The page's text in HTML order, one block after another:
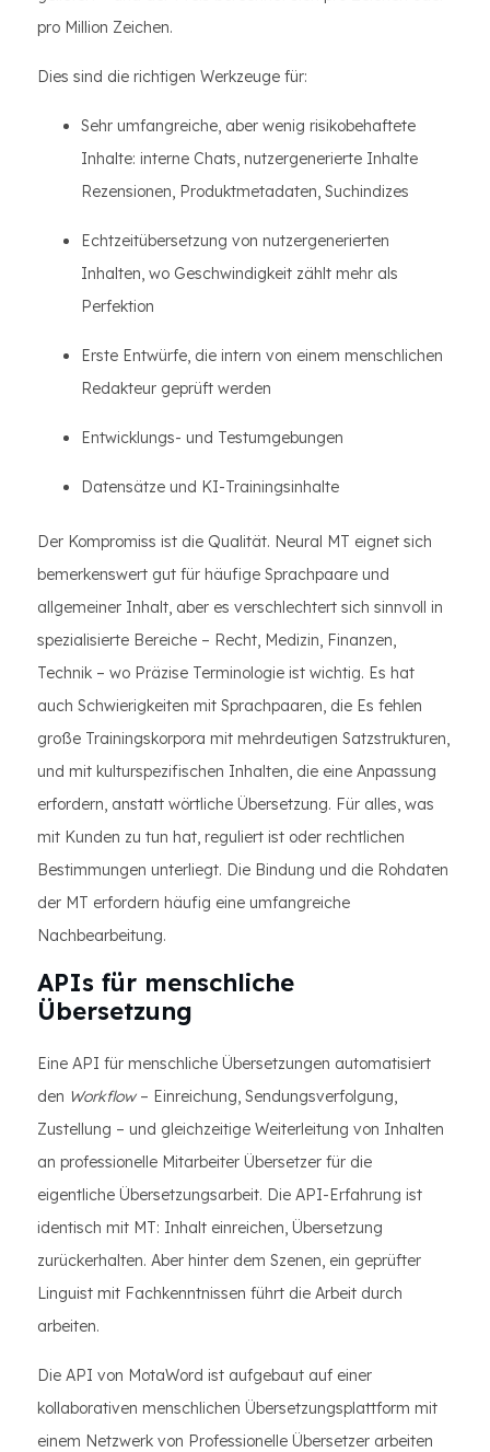
pro Million Zeichen.
Dies sind die richtigen Werkzeuge für:
Sehr umfangreiche, aber wenig risikobehaftete
Inhalte: interne Chats, nutzergenerierte Inhalte
Rezensionen, Produktmetadaten, Suchindizes
Echtzeitübersetzung von nutzergenerierten
Inhalten, wo Geschwindigkeit zählt mehr als
Perfektion
Erste Entwürfe, die intern von einem menschlichen
Redakteur geprüft werden
Entwicklungs- und Testumgebungen
Datensätze und KI-Trainingsinhalte
Der Kompromiss ist die Qualität. Neural MT eignet sich
bemerkenswert gut für häufige Sprachpaare und
allgemeiner Inhalt, aber es verschlechtert sich sinnvoll in
spezialisierte Bereiche – Recht, Medizin, Finanzen,
Technik – wo Präzise Terminologie ist wichtig. Es hat
auch Schwierigkeiten mit Sprachpaaren, die Es fehlen
große Trainingskorpora mit mehrdeutigen Satzstrukturen,
und mit kulturspezifischen Inhalten, die eine Anpassung
erfordern, anstatt wörtliche Übersetzung. Für alles, was
mit Kunden zu tun hat, reguliert ist oder rechtlichen
Bestimmungen unterliegt. Die Bindung und die Rohdaten
der MT erfordern häufig eine umfangreiche
Nachbearbeitung.
APIs für menschliche
Übersetzung
Eine API für menschliche Übersetzungen automatisiert
den Workflow– Einreichung, Sendungsverfolgung,
Zustellung – und gleichzeitige Weiterleitung von Inhalten
an professionelle Mitarbeiter Übersetzer für die
eigentliche Übersetzungsarbeit. Die API-Erfahrung ist
identisch mit MT: Inhalt einreichen, Übersetzung
zurückerhalten. Aber hinter dem Szenen, ein geprüfter
Linguist mit Fachkenntnissen führt die Arbeit durch
arbeiten.
Die API von MotaWord ist aufgebaut auf einer
kollaborativen menschlichen Übersetzungsplattform mit
einem Netzwerk von Professionelle Übersetzer arbeiten